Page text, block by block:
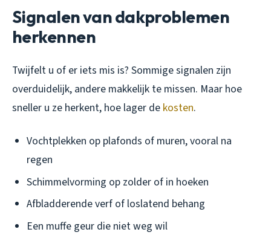
Signalen van dakproblemen
herkennen
Twijfelt u of er iets mis is? Sommige signalen zijn
overduidelijk, andere makkelijk te missen. Maar hoe
sneller u ze herkent, hoe lager de kosten.
Vochtplekken op plafonds of muren, vooral na
regen
Schimmelvorming op zolder of in hoeken
Afbladderende verf of loslatend behang
Een muffe geur die niet weg wil